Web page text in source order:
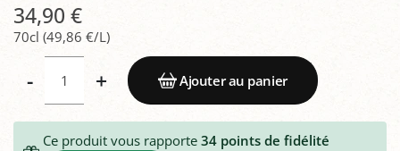
34,90 €
70cl (49,86 €/L)
- + Ajouter au panier
Ce produit vous rapporte34 points de fidélité